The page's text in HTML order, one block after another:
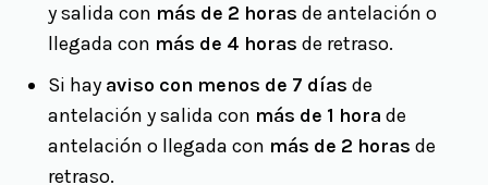
y salida con más de 2 horas de antelación o
llegada con más de 4 horas de retraso.
Si hay aviso con menos de 7 días de
antelación y salida con más de 1 hora de
antelación o llegada con más de 2 horas de
retraso.